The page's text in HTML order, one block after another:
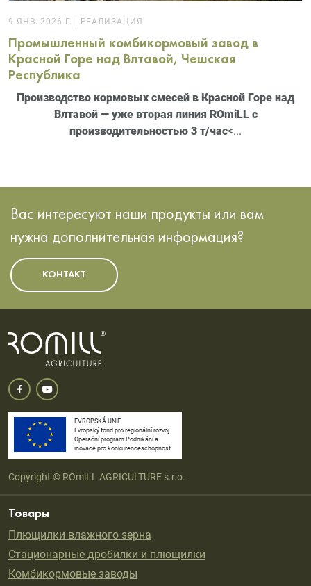
9 ЯНВ. 2026 Г. РЕАЛИЗАЦИЯ
Промышленный комбикормовый завод в
Красной Горе над Влтавой, Чешская
Республика
Производство кормовых смесей в Красной Горе над
Влтавой — уже вторая линия ROmiLL с
производительностью 3 т/час<...
Вас интересуют наши продукты или вам
нужна дополнительная информация?
КОНТАКТ
EVROPSKÁ UNIE
Evropský fond pro regionální rozvoj
Operační program Podnikání a
inovace pro konkurenceschopnost
Copyright © ROmiLL AGRICULTURE s.r.o.
Товары
Плющилки влажного зерна
Стационарные дробилки и плющилки
Комбикормовые заводы